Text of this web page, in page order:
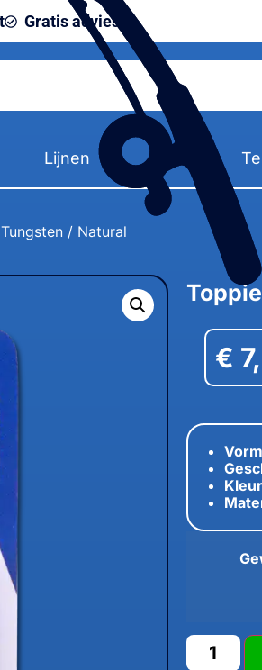
Gratis advies
Lijnen
/ Natural
€